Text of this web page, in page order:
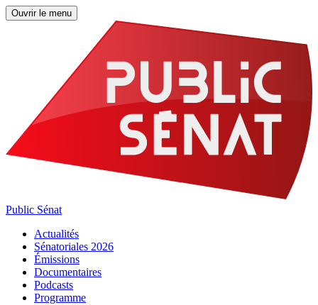
Ouvrir le menu
Public Sénat
Actualités
Sénatoriales 2026
Émissions
Documentaires
Podcasts
Programme